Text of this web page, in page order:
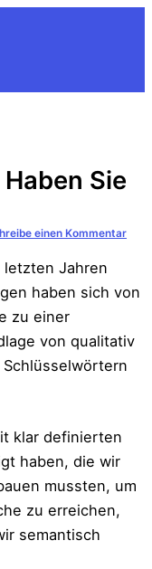
Sie
einen Kommentar
letzten Jahren
haben sich von
zu einer
von qualitativ
klar definierten
haben, die wir
mussten, um
zu erreichen,
semantisch